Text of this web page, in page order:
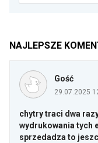
NAJLEPSZE
Gość
29.07.2025
chytry traci dwa
wydrukowania tych
sprzedadza to